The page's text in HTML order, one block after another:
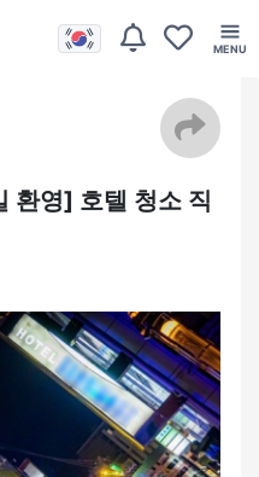
환영] 호텔 청소 직